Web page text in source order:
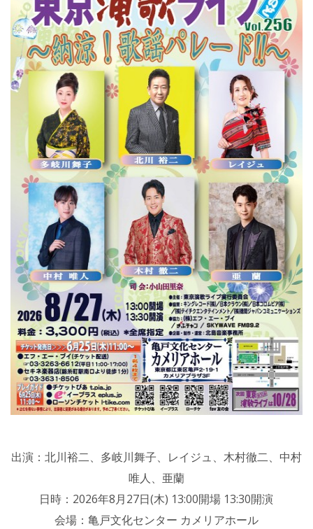
出演：北川裕二、多岐川舞子、レイジュ、木村徹二、中村
唯人、亜蘭
日時：2026年8月27日(木) 13:00開場 13:30開演
会場：亀戸文化センター カメリアホール